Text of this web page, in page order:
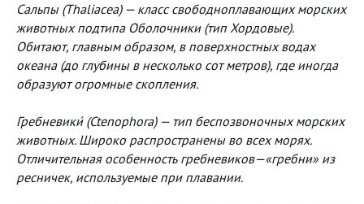
Сальпы (Thaliacea) — класс свободноплавающих морских
животных подтипа Оболочники (тип Хордовые).
Обитают, главным образом, в поверхностных водах
океана (до глубины в несколько сот метров), где иногда
образуют огромные скопления.
Гребневики́ (Ctenophora) — тип беспозвоночных морских
животных. Широко распространены во всех морях.
Отличительная особенность гребневиков—«гребни» из
ресничек, используемые при плавании.